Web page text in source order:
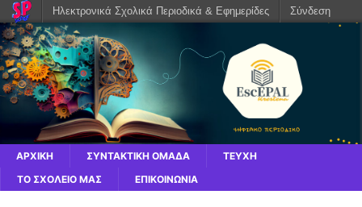
ΑΡΧΙΚΗ ΣΥΝΤΑΚΤΙΚΗ ΟΜΑΔΑ
ΤΕΥΧΗ
ΤΟ ΣΧΟΛΕΙΟ ΜΑΣ
ΕΠΙΚΟΙΝΩΝΙΑ
Ηλεκτρονικά Σχολικά Περιοδικά & Εφημερίδες Σύνδεση